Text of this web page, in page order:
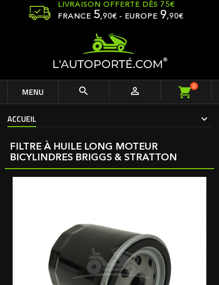
LIVRAISON OFFERTE DÈS 75€
FRANCE 5,90€ - EUROPE 9,90€
MENU   0
ACCUEIL
FILTRE À HUILE LONG MOTEUR
BICYLINDRES BRIGGS & STRATTON